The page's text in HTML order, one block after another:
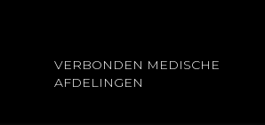
VERBONDEN MEDISCHE
AFDELINGEN